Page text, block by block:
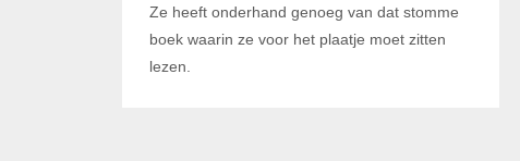
Ze heeft onderhand genoeg van dat stomme
boek waarin ze voor het plaatje moet zitten
lezen.